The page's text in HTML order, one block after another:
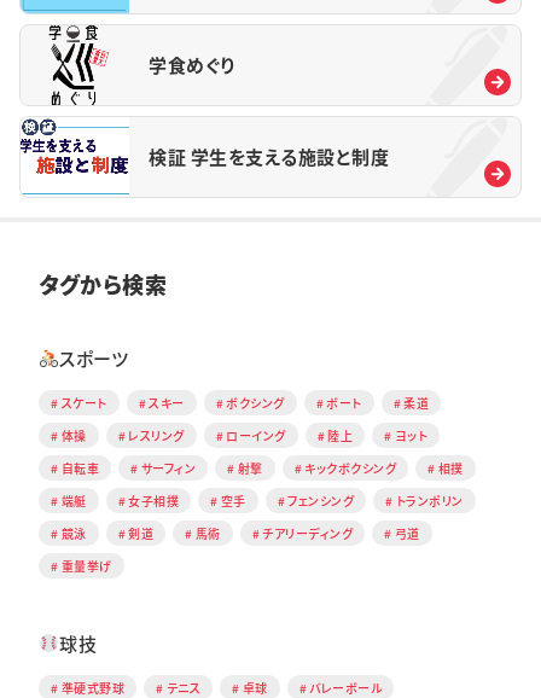
学食めぐり
検証 学生を支える施設と制度
タグから検索
スポーツ
スケート スキー ボクシング ボート
柔道
体操
レスリング ローイング 陸上
ヨット
自転車
サーフィン 射撃 キックボクシング
相撲
端艇
女子相撲 空手 フェンシング
トランポリン
競泳
剣道 馬術 チアリーディング
弓道
重量挙げ
球技
準硬式野球 テニス 卓球
バレーボール